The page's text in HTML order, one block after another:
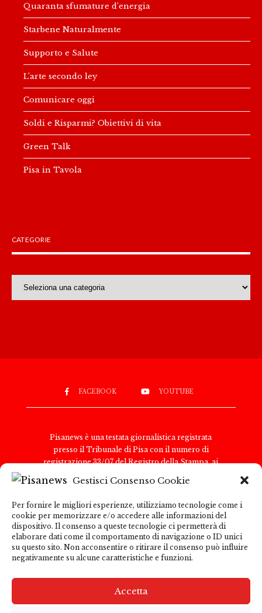
Gestisci Consenso Cookie
Per fornire le migliori esperienze, utilizziamo tecnologie come i
cookie per memorizzare e/o accedere alle informazioni del
dispositivo. Il consenso a queste tecnologie ci permetterà di
elaborare dati come il comportamento di navigazione o ID unici
su questo sito. Non acconsentire o ritirare il consenso può influire
negativamente su alcune caratteristiche e funzioni.
Accetta
Quaranta sfumature d’energia
Starbene Naturalmente
Supporto e Salute
L’arte secondo ley
Comunicare oggi
Soldi e Risparmi? Obiettivi di vita
Green Talk
Pisa in Tavola
CATEGORIE
Categorie
FACEBOOK YOUTUBE
Pisanews è una testata giornalistica registrata
presso il Tribunale di Pisa con il numero di
registrazione 33/07 del Registro della Stampa, ai
responsabile è Antonio Tognoli.
con sede legale in Via del Nazareno 6, 00187 Roma.
Partita IVA e Codice Fiscale: 15271091009
Per comunicazioni con la redazione:
redazione@pisanews.net Per comunicazioni
pubblicitarie: marketing@tgitalinternational.it
responsabilità per i contenuti di siti esterni